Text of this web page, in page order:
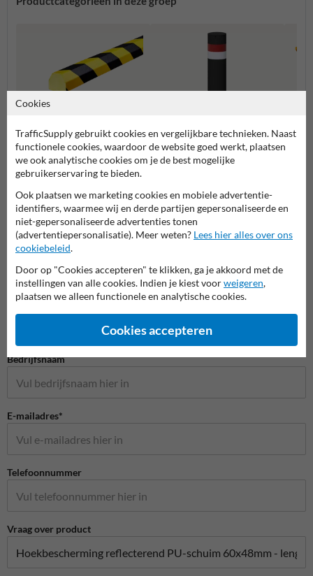
Stootrand bescherming
Stel je vraag aan Aanrijdbeveiliging.nl
Naam*
Bedrijfsnaam
E-mailadres*
Telefoonnummer
Vraag over product
Cookies
TrafficSupply gebruikt cookies en vergelijkbare technieken. Naast
functionele cookies, waardoor de website goed werkt, plaatsen
we ook analytische cookies om je de best mogelijke
gebruikerservaring te bieden.
Ook plaatsen we marketing cookies en mobiele advertentie-
identifiers, waarmee wij en derde partijen gepersonaliseerde en
niet-gepersonaliseerde advertenties tonen
(advertentiepersonalisatie). Meer weten? Lees hier alles over ons
cookiebeleid.
Door op "Cookies accepteren" te klikken, ga je akkoord met de
instellingen van alle cookies. Indien je kiest voorweigeren,
plaatsen we alleen functionele en analytische cookies.
Cookies accepteren